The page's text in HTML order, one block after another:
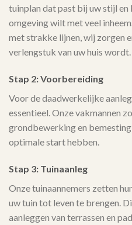
tuinplan dat past bij uw stijl en
omgeving wilt met veel
met strakke lijnen, wij zorgen
verlengstuk van uw huis wordt.
Stap 2: Voorbereiding
Voor de daadwerkelijke
essentieel. Onze vakmannen
grondbewerking en
optimale start hebben.
Stap 3: Tuinaanleg
Onze tuinaannemers zetten
uw tuin tot leven te brengen.
aanleggen van terrassen en